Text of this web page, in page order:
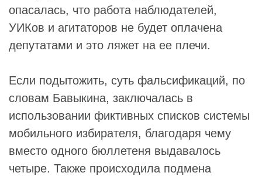
опасалась, что работа наблюдателей,
УИКов и агитаторов не будет оплачена
депутатами и это ляжет на ее плечи.
Если подытожить, суть фальсификаций, по
словам Бавыкина, заключалась в
использовании фиктивных списков системы
мобильного избирателя, благодаря чему
вместо одного бюллетеня выдавалось
четыре. Также происходила подмена